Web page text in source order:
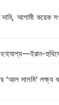
দাবি, আগামী
‘আল সালমি’ লক্ষ্য